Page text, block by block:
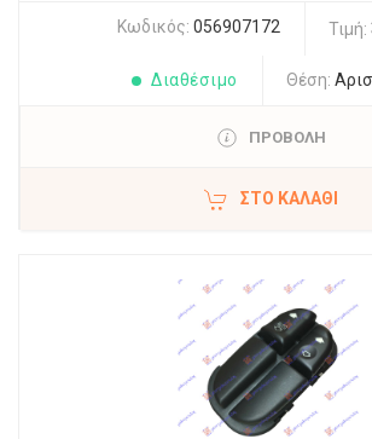
Κωδικός: 056907172 Τιμή:
Διαθέσιμο Θέση:
ΠΡΟΒΟΛΗ
ΣΤΟ ΚΑΛΆΘΙ